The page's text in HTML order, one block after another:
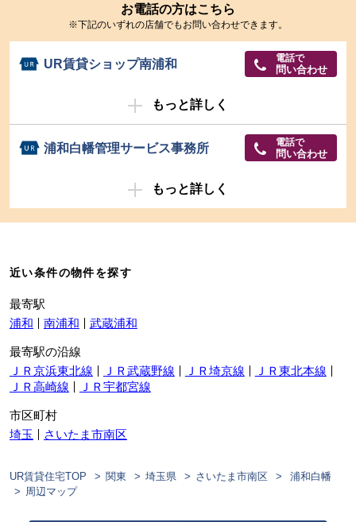
お電話の方はこちら
※下記のいずれの店舗でもお問い合わせできます。
UR賃貸ショップ南浦和 電話で
問い合わせ
もっと詳しく
浦和白幡管理サービス事務所 電話で
問い合わせ
もっと詳しく
近い条件の物件を探す
最寄駅
浦和
南浦和 武蔵浦和
最寄駅の沿線
ＪＲ京浜東北線
ＪＲ武蔵野線 ＪＲ埼京線
ＪＲ東北本線
ＪＲ高崎線
ＪＲ宇都宮線
市区町村
埼玉
さいたま市南区
UR賃貸住宅TOP 関東 埼玉県 さいたま市南区
浦和白幡
周辺マップ